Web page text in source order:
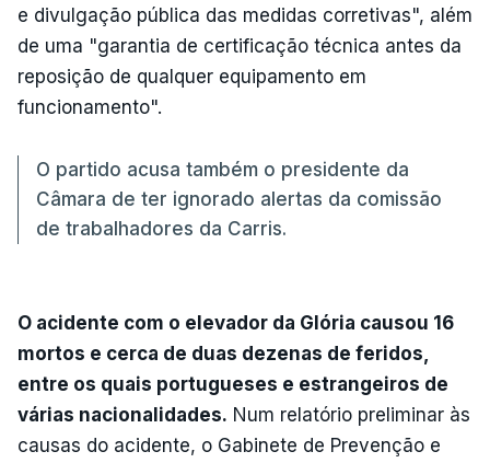
e divulgação pública das medidas corretivas", além
de uma "garantia de certificação técnica antes da
reposição de qualquer equipamento em
funcionamento".
O partido acusa também o presidente da
Câmara de ter ignorado alertas da comissão
de trabalhadores da Carris.
O acidente com o elevador da Glória causou 16
mortos e cerca de duas dezenas de feridos,
entre os quais portugueses e estrangeiros de
várias nacionalidades. Num relatório preliminar às
causas do acidente, o Gabinete de Prevenção e